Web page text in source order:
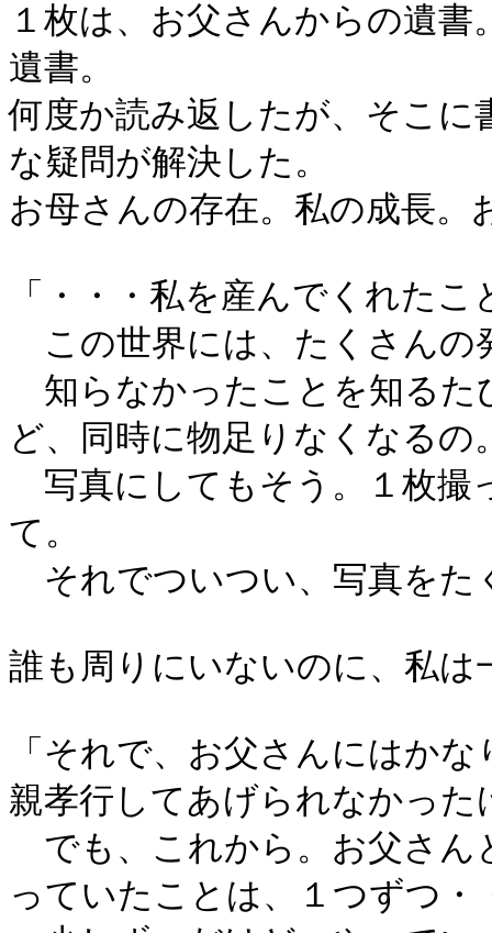
１枚は、お父さんからの遺
遺書。
何度か読み返したが、そこ
な疑問が解決した。
お母さんの存在。私の成長。
「・・・私を産んでくれた
この世界には、たくさんの
知らなかったことを知るた
ど、同時に物足りなくなるの
写真にしてもそう。１枚撮
て。
それでついつい、写真をた
誰も周りにいないのに、私
「それで、お父さんにはか
親孝行してあげられなかった
でも、これから。お父さん
っていたことは、１つずつ・